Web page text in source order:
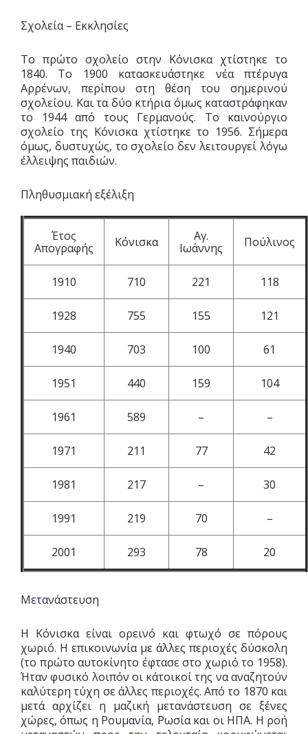
Σχολεία – Εκκλησίες
Το πρώτο σχολείο στην Κόνισκα χτίστηκε το
1840. Το 1900 κατασκευάστηκε νέα πτέρυγα
Αρρένων, περίπου στη θέση του σημερινού
σχολείου. Και τα δύο κτήρια όμως καταστράφηκαν
το 1944 από τους Γερμανούς. Το καινούργιο
σχολείο της Κόνισκα χτίστηκε το 1956. Σήμερα
όμως, δυστυχώς, το σχολείο δεν λειτουργεί λόγω
έλλειψης παιδιών.
Πληθυσμιακή εξέλιξη
Έτος
Απογραφής
Κόνισκα
Αγ.
Ιωάννης
Πούλινος
1910 710 221 118
1928 755 155 121
1940 703 100 61
1951 440 159 104
1961 589 – –
1971 211 77 42
1981 217 – 30
1991 219 70 –
2001 293 78 20
Μετανάστευση
Η Κόνισκα είναι ορεινό και φτωχό σε πόρους
χωριό. Η επικοινωνία με άλλες περιοχές δύσκολη
(το πρώτο αυτοκίνητο έφτασε στο χωριό το 1958).
Ήταν φυσικό λοιπόν οι κάτοικοί της να αναζητούν
καλύτερη τύχη σε άλλες περιοχές. Από το 1870 και
μετά αρχίζει η μαζική μετανάστευση σε ξένες
χώρες, όπως η Ρουμανία, Ρωσία και οι ΗΠΑ. Η ροή